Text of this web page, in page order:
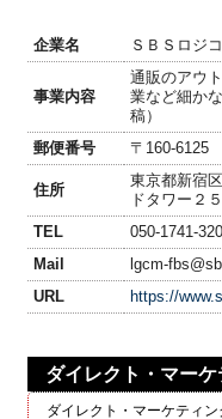
企業名 ＳＢＳロジ
事業内容
通販のアウ
業など細か
稿）
郵便番号
〒160-6125
住所
東京都新宿
ドタワー２
TEL
050-1741-
Mail
lgcm-
URL
https://
ダイレクト・マー
ダイレクト・マーケティン